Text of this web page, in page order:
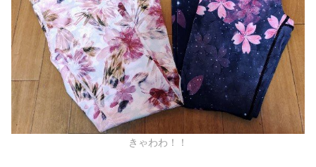
きゃわわ！！